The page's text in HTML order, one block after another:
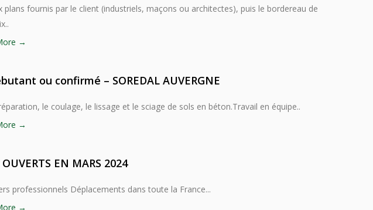
fournis par le client (industriels, maçons ou architectes), puis le bordereau de
→
ou confirmé – SOREDAL AUVERGNE
le coulage, le lissage et le sciage de sols en béton.Travail en équipe..
→
EN MARS 2024
professionnels Déplacements dans toute la France...
→